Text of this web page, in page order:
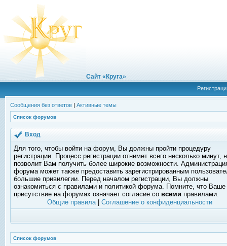
Сайт «Круга»
Сообщения без ответов | Активные темы
Список форумов
Вход
Для того, чтобы войти на форум, Вы должны пройти процедуру
регистрации. Процесс регистрации отнимет всего несколько минут,
позволит Вам получить более широкие возможности.
форума может также предоставить зарегистрированным
большие привилегии. Перед началом регистрации, Вы должны
ознакомиться с правилами и политикой форума. Помните, что Ваше
присутствие на форумах означает согласие со всеми правилами.
Общие правила| Соглашение о конфиденциальности
Список форумов